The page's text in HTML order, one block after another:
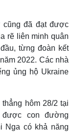
cũng đã đạt được
rẽ liên minh quân
từng đoàn kết
2022. Các nhà
ủng hộ Ukraine
hôm 28/2 tại
được con đường
Nga có khả năng